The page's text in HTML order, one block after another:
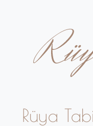
Rüya